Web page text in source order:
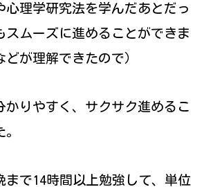
心理学研究法を学んだあとだっ
スムーズに進めることができま
どが理解できたので）
かりやすく、サクサク進めるこ
まで14時間以上勉強して、単位